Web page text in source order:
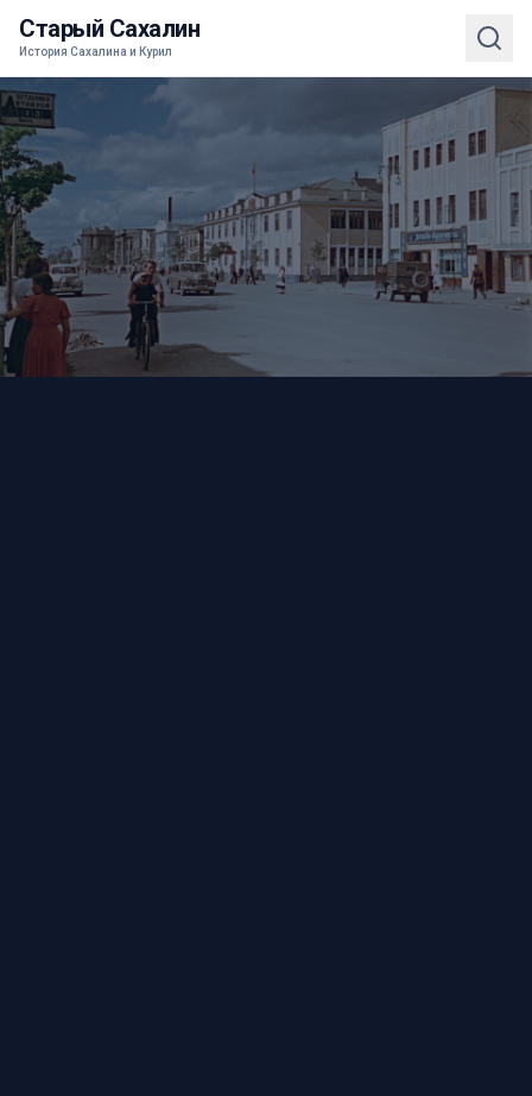
Старый Сахалин
История Сахалина и Курил